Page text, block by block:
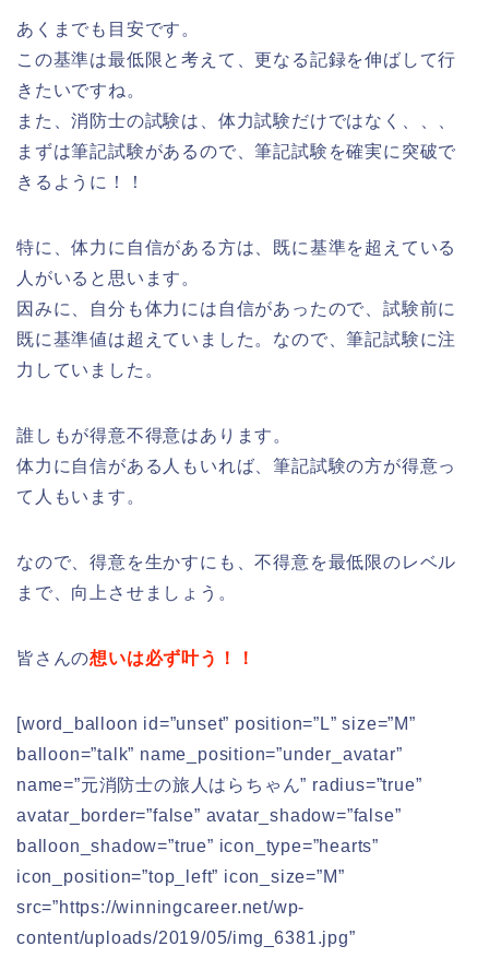
あくまでも目安です。
この基準は最低限と考えて、更なる記録を伸ばして行
きたいですね。
また、消防士の試験は、体力試験だけではなく、、、
まずは筆記試験があるので、筆記試験を確実に突破で
きるように！！
特に、体力に自信がある方は、既に基準を超えている
人がいると思います。
因みに、自分も体力には自信があったので、試験前に
既に基準値は超えていました。なので、筆記試験に注
力していました。
誰しもが得意不得意はあります。
体力に自信がある人もいれば、筆記試験の方が得意っ
て人もいます。
なので、得意を生かすにも、不得意を最低限のレベル
まで、向上させましょう。
皆さんの想いは必ず叶う！！
[word_balloon id=”unset” position=”L” size=”M”
balloon=”talk” name_position=”under_avatar”
name=”元消防士の旅人はらちゃん” radius=”true”
avatar_border=”false” avatar_shadow=”false”
balloon_shadow=”true” icon_type=”hearts”
icon_position=”top_left” icon_size=”M”
src=”https://winningcareer.net/wp-
content/uploads/2019/05/img_6381.jpg”